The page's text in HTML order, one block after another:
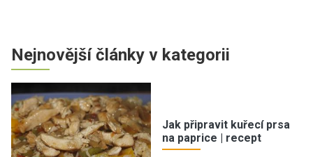
Nejnovější články v kategorii
Jak připravit kuřecí prsa
na paprice | recept